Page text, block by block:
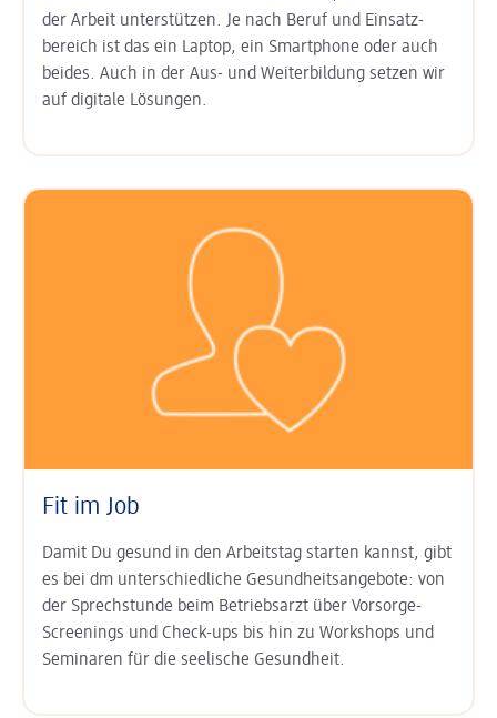
der Arbeit unter­stützen. Je nach Beruf und Einsatz­
bereich ist das ein Laptop, ein Smart­phone oder auch
beides. Auch in der Aus- und Weiter­bildung setzen wir
auf digitale Lösungen.
Fit im Job
Damit Du gesund in den Arbeits­tag starten kannst, gibt
es bei dm unter­schied­liche Gesundheits­angebote: von
der Sprech­stunde beim Betriebs­arzt über Vor­sorge-
Screenings und Check-ups bis hin zu Work­shops und
Semi­naren für die seelische Gesund­heit.